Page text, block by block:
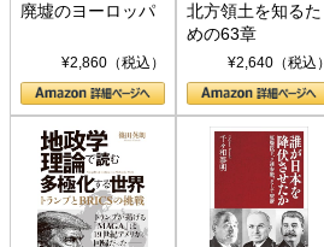
廃墟のヨーロッパ
¥2,860（税込）
北方領土を知るた
めの63章
¥2,640（税込）